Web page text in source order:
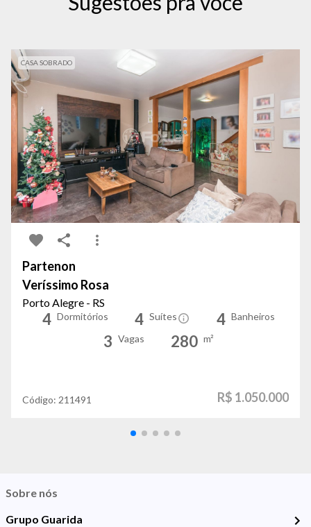
CASA SOBRADO
Partenon
Veríssimo Rosa
Porto Alegre - RS
4 Dormitórios 4 Suítes 4 Banheiros
3 Vagas 280 m²
Código: 211491 R$ 1.050.000
Sobre nós
Grupo Guarida